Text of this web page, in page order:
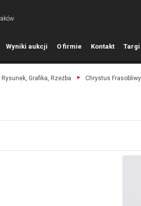
Wyniki aukcji O firmie Kontakt Targi
Grafika, Rzeźba Chrystus Frasobliwy.